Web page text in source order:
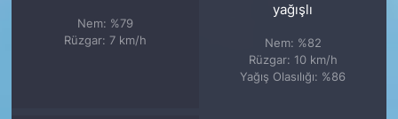
Nem: %79
Rüzgar: 7 km/h
yağışlı
Nem: %82
Rüzgar: 10 km/h
Yağış Olasılığı: %86